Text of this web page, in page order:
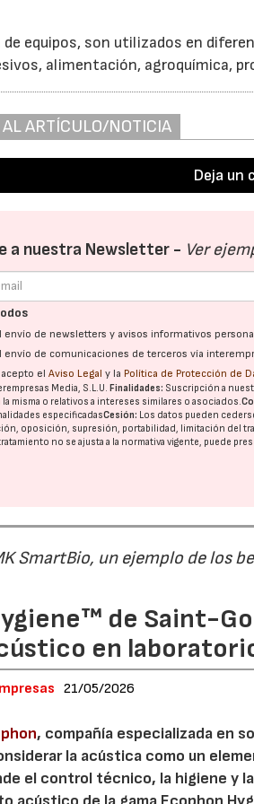
de equipos, son utilizados en
alimentación, agroquímica,
ARTÍCULO/NOTICIA
Deja un
a nuestra Newsletter - Ver
envío de newsletters y avisos informativos
envío de comunicaciones de terceros vía
acepto elAviso Legal y la Política de Protección de
Media, S.L.U.Finalidades: Suscripción a
misma o relativos a intereses similares o asociados.
especificadasCesión: Los datos pueden
oposición, supresión, portabilidad, limitación del
no se ajusta a la normativa vigente, puede
SmartBio, un ejemplo de los
de Saint-
en
21/05/2026
, compañía especializada en
la acústica como un
el control técnico, la higiene y